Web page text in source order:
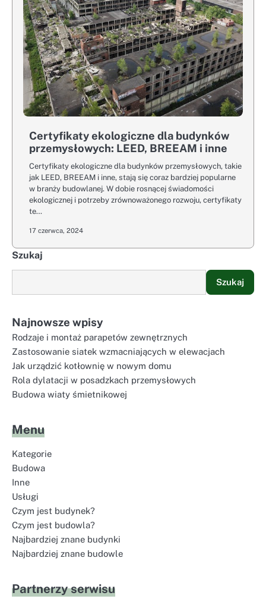
Certyfikaty ekologiczne dla budynków
przemysłowych: LEED, BREEAM i inne
Certyfikaty ekologiczne dla budynków przemysłowych, takie
jak LEED, BREEAM i inne, stają się coraz bardziej popularne
w branży budowlanej. W dobie rosnącej świadomości
ekologicznej i potrzeby zrównoważonego rozwoju, certyfikaty
te…
17 czerwca, 2024
Szukaj
Szukaj
Najnowsze wpisy
Rodzaje i montaż parapetów zewnętrznych
Zastosowanie siatek wzmacniających w elewacjach
Jak urządzić kotłownię w nowym domu
Rola dylatacji w posadzkach przemysłowych
Budowa wiaty śmietnikowej
Menu
Kategorie
Budowa
Inne
Usługi
Czym jest budynek?
Czym jest budowla?
Najbardziej znane budynki
Najbardziej znane budowle
Partnerzy serwisu